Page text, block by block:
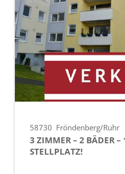
58730 Fröndenberg/Ruhr
3 ZIMMER – 2 BÄDER –
STELLPLATZ!